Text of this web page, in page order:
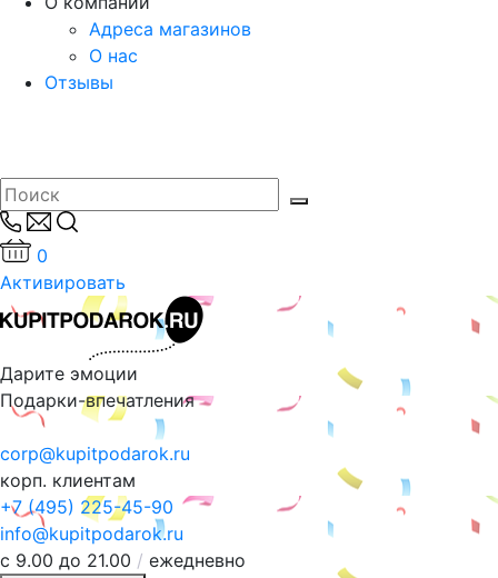
Адреса магазинов
О нас
Отзывы
0
Активировать
Дарите эмоции
Подарки-впечатления
corp@kupitpodarok.ru
корп. клиентам
+7 (495) 225-45-90
info@kupitpodarok.ru
с 9.00 до 21.00 / ежедневно